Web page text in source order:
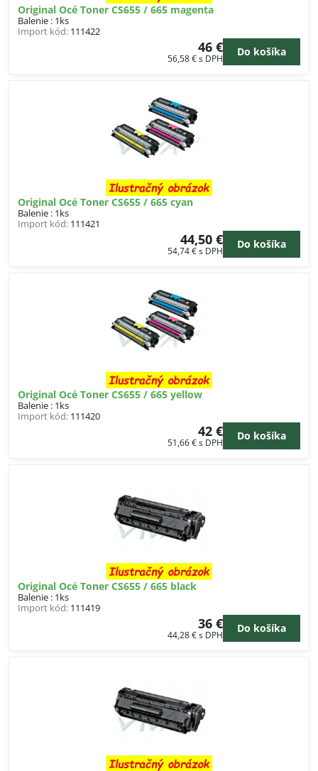
Original Océ Toner CS655 / 665 magenta
Balenie : 1ks
Import kód: 111422
46 €
56,58 €s DPH
Do košíka
Original Océ Toner CS655 / 665 cyan
Balenie : 1ks
Import kód: 111421
44,50 €
54,74 €s DPH
Do košíka
Original Océ Toner CS655 / 665 yellow
Balenie : 1ks
Import kód: 111420
42 €
51,66 €s DPH
Do košíka
Original Océ Toner CS655 / 665 black
Balenie : 1ks
Import kód: 111419
36 €
44,28 €s DPH
Do košíka